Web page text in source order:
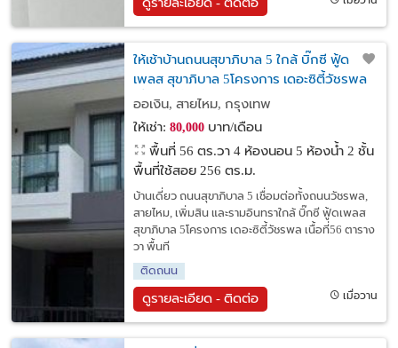
ให้เช้าบ้านถนนสุขาภิบาล 5 ใกล้ บิ๊กซี ฟู้ด
เพลส สุขาภิบาล 5โครงการ เดอะซิตี้วัชรพล
เชื่อมต่อทั้งถนนวัชรพล, สายไหม, เพิ่มสิน และ
รามอินทรา
ออเงิน, สายไหม, กรุงเทพ
ให้เช่า: 80,000บาท/เดือน
พื้นที่ 56 ตร.วา 4 ห้องนอน 5 ห้องน้ำ 2 ชั้น
พื้นที่ใช้สอย 256 ตร.ม.
บ้านเดี่ยว ถนนสุขาภิบาล 5 เชื่อมต่อทั้งถนนวัชรพล,
สายไหม, เพิ่มสิน และรามอินทราใกล้ บิ๊กซี ฟู้ดเพลส
สุขาภิบาล 5โครงการ เดอะซิตี้วัชรพล เนื้อที่56 ตาราง
วา พื้นที
ติดถนน
ดูรายละเอียด - ติดต่อ เมื่อวาน